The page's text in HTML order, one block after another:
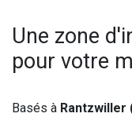
Une zone
pour votre
Basés à Rantzwiller